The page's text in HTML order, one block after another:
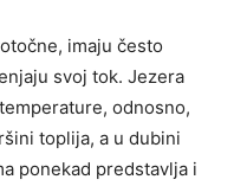
imaju često
svoj tok. Jezera
odnosno,
toplija, a u dubini
ponekad predstavlja i